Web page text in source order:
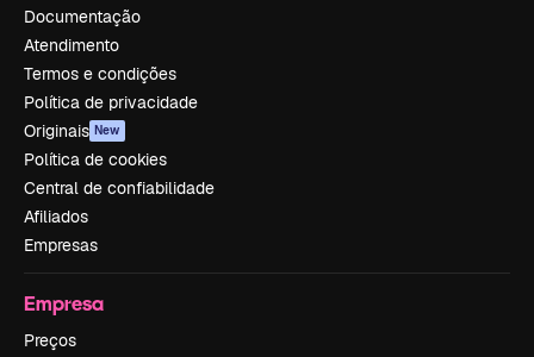
Documentação
Atendimento
Termos e condições
Política de privacidade
Originais New
Política de cookies
Central de confiabilidade
Afiliados
Empresas
Empresa
Preços